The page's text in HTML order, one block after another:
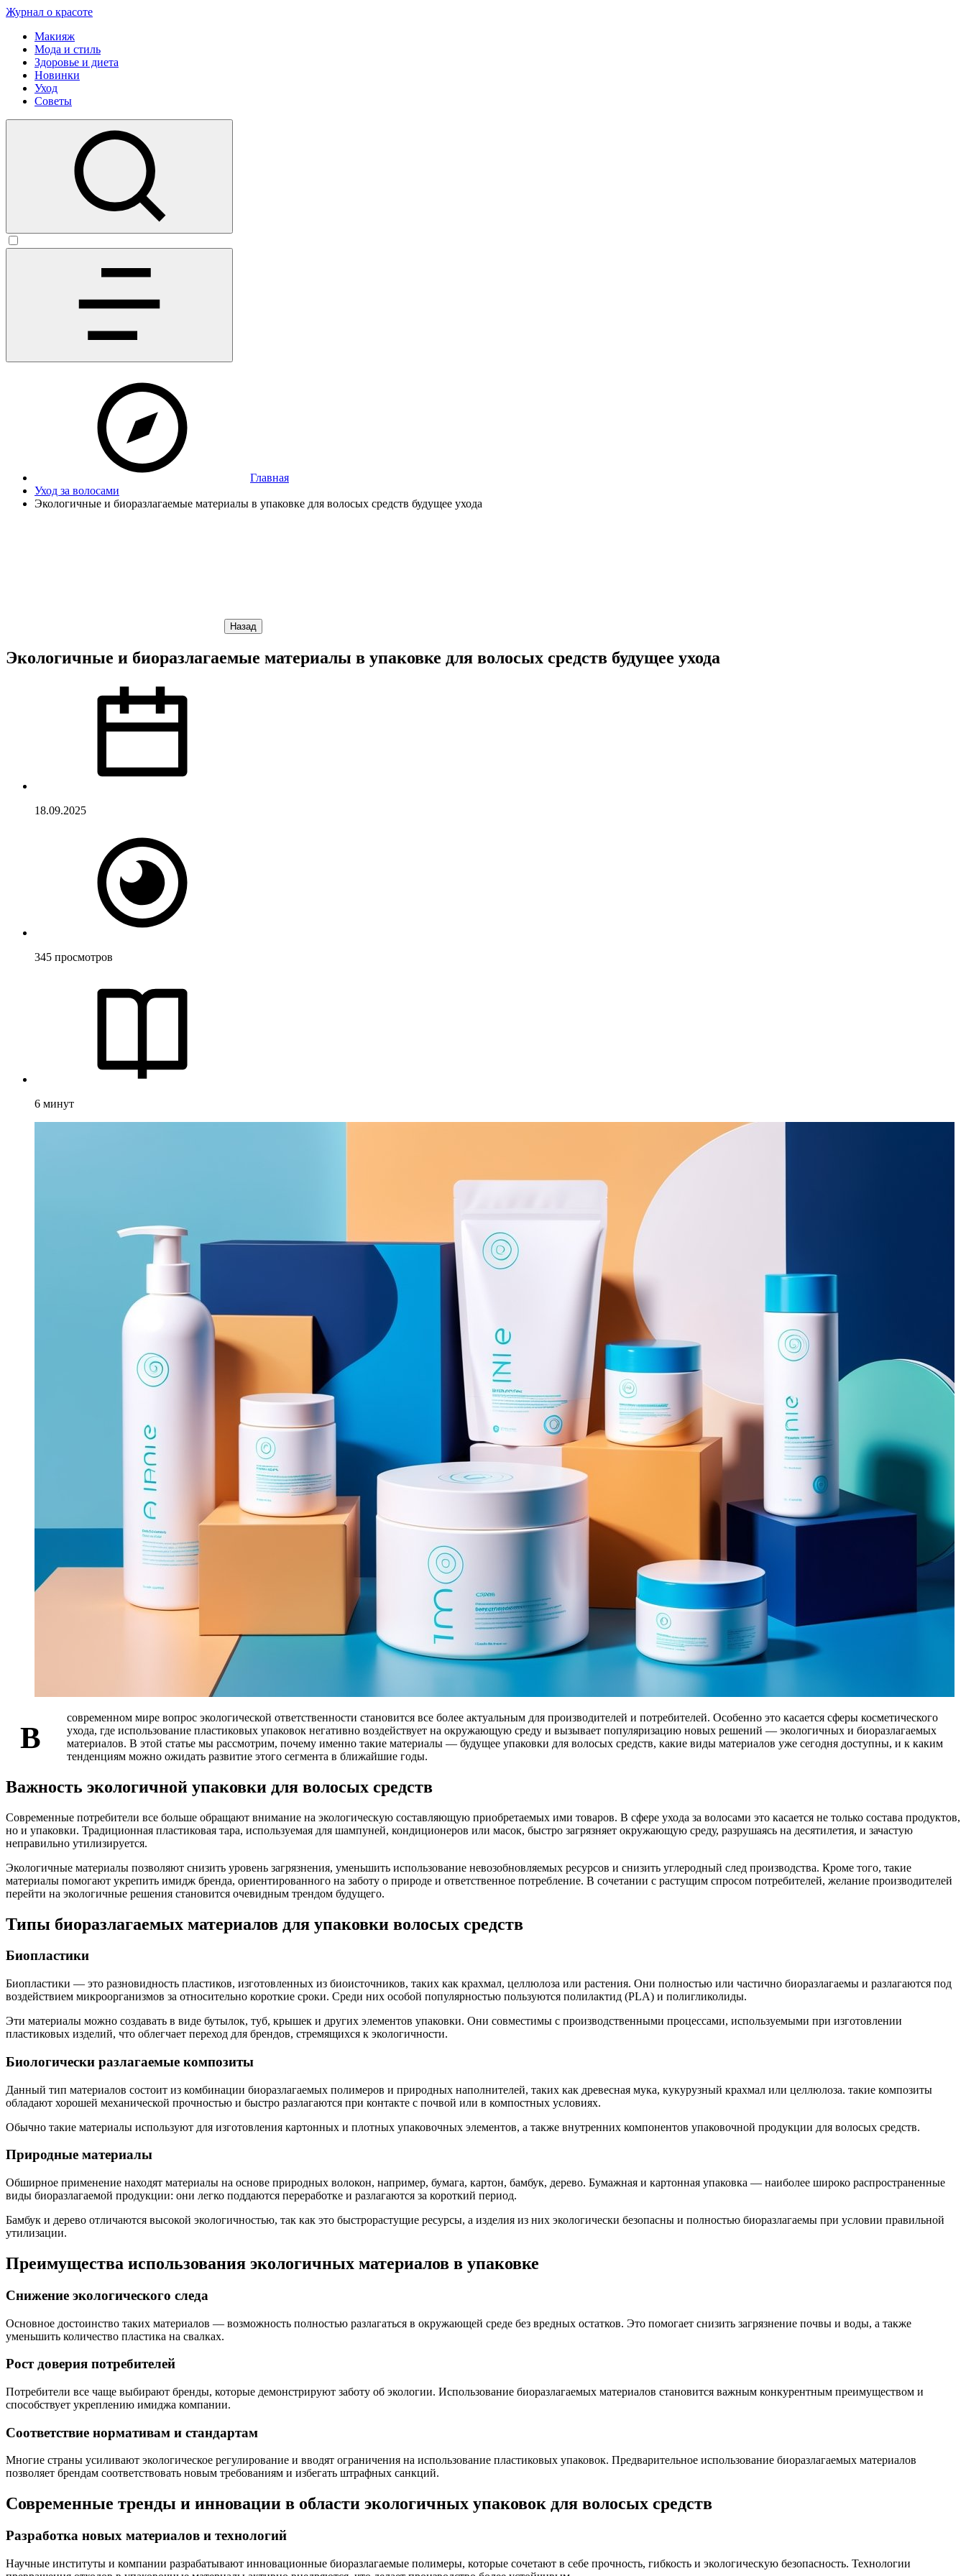
Журнал о красоте
Макияж
Мода и стиль
Здоровье и диета
Новинки
Уход
Советы
Главная
Уход за волосами
Экологичные и биоразлагаемые материалы в упаковке для волосых средств будущее ухода
Назад
Экологичные и биоразлагаемые материалы в упаковке для волосых средств будущее ухода
18.09.2025
345 просмотров
6 минут
В
современном мире вопрос экологической ответственности становится все более актуальным для производителей и потребителей. Особенно это касается сферы косметического
ухода, где использование пластиковых упаковок негативно воздействует на окружающую среду и вызывает популяризацию новых решений — экологичных и биоразлагаемых
материалов. В этой статье мы рассмотрим, почему именно такие материалы — будущее упаковки для волосых средств, какие виды материалов уже сегодня доступны, и к каким
тенденциям можно ожидать развитие этого сегмента в ближайшие годы.
Важность экологичной упаковки для волосых средств
Современные потребители все больше обращают внимание на экологическую составляющую приобретаемых ими товаров. В сфере ухода за волосами это касается не только состава продуктов,
но и упаковки. Традиционная пластиковая тара, используемая для шампуней, кондиционеров или масок, быстро загрязняет окружающую среду, разрушаясь на десятилетия, и зачастую
неправильно утилизируется.
Экологичные материалы позволяют снизить уровень загрязнения, уменьшить использование невозобновляемых ресурсов и снизить углеродный след производства. Кроме того, такие
материалы помогают укрепить имидж бренда, ориентированного на заботу о природе и ответственное потребление. В сочетании с растущим спросом потребителей, желание производителей
перейти на экологичные решения становится очевидным трендом будущего.
Типы биоразлагаемых материалов для упаковки волосых средств
Биопластики
Биопластики — это разновидность пластиков, изготовленных из биоисточников, таких как крахмал, целлюлоза или растения. Они полностью или частично биоразлагаемы и разлагаются под
воздействием микроорганизмов за относительно короткие сроки. Среди них особой популярностью пользуются полилактид (PLА) и полигликолиды.
Эти материалы можно создавать в виде бутылок, туб, крышек и других элементов упаковки. Они совместимы с производственными процессами, используемыми при изготовлении
пластиковых изделий, что облегчает переход для брендов, стремящихся к экологичности.
Биологически разлагаемые композиты
Данный тип материалов состоит из комбинации биоразлагаемых полимеров и природных наполнителей, таких как древесная мука, кукурузный крахмал или целлюлоза. такие композиты
обладают хорошей механической прочностью и быстро разлагаются при контакте с почвой или в компостных условиях.
Обычно такие материалы используют для изготовления картонных и плотных упаковочных элементов, а также внутренних компонентов упаковочной продукции для волосых средств.
Природные материалы
Обширное применение находят материалы на основе природных волокон, например, бумага, картон, бамбук, дерево. Бумажная и картонная упаковка — наиболее широко распространенные
виды биоразлагаемой продукции: они легко поддаются переработке и разлагаются за короткий период.
Бамбук и дерево отличаются высокой экологичностью, так как это быстрорастущие ресурсы, а изделия из них экологически безопасны и полностью биоразлагаемы при условии правильной
утилизации.
Преимущества использования экологичных материалов в упаковке
Снижение экологического следа
Основное достоинство таких материалов — возможность полностью разлагаться в окружающей среде без вредных остатков. Это помогает снизить загрязнение почвы и воды, а также
уменьшить количество пластика на свалках.
Рост доверия потребителей
Потребители все чаще выбирают бренды, которые демонстрируют заботу об экологии. Использование биоразлагаемых материалов становится важным конкурентным преимуществом и
способствует укреплению имиджа компании.
Соответствие нормативам и стандартам
Многие страны усиливают экологическое регулирование и вводят ограничения на использование пластиковых упаковок. Предварительное использование биоразлагаемых материалов
позволяет брендам соответствовать новым требованиям и избегать штрафных санкций.
Современные тренды и инновации в области экологичных упаковок для волосых средств
Разработка новых материалов и технологий
Научные институты и компании разрабатывают инновационные биоразлагаемые полимеры, которые сочетают в себе прочность, гибкость и экологическую безопасность. Технологии